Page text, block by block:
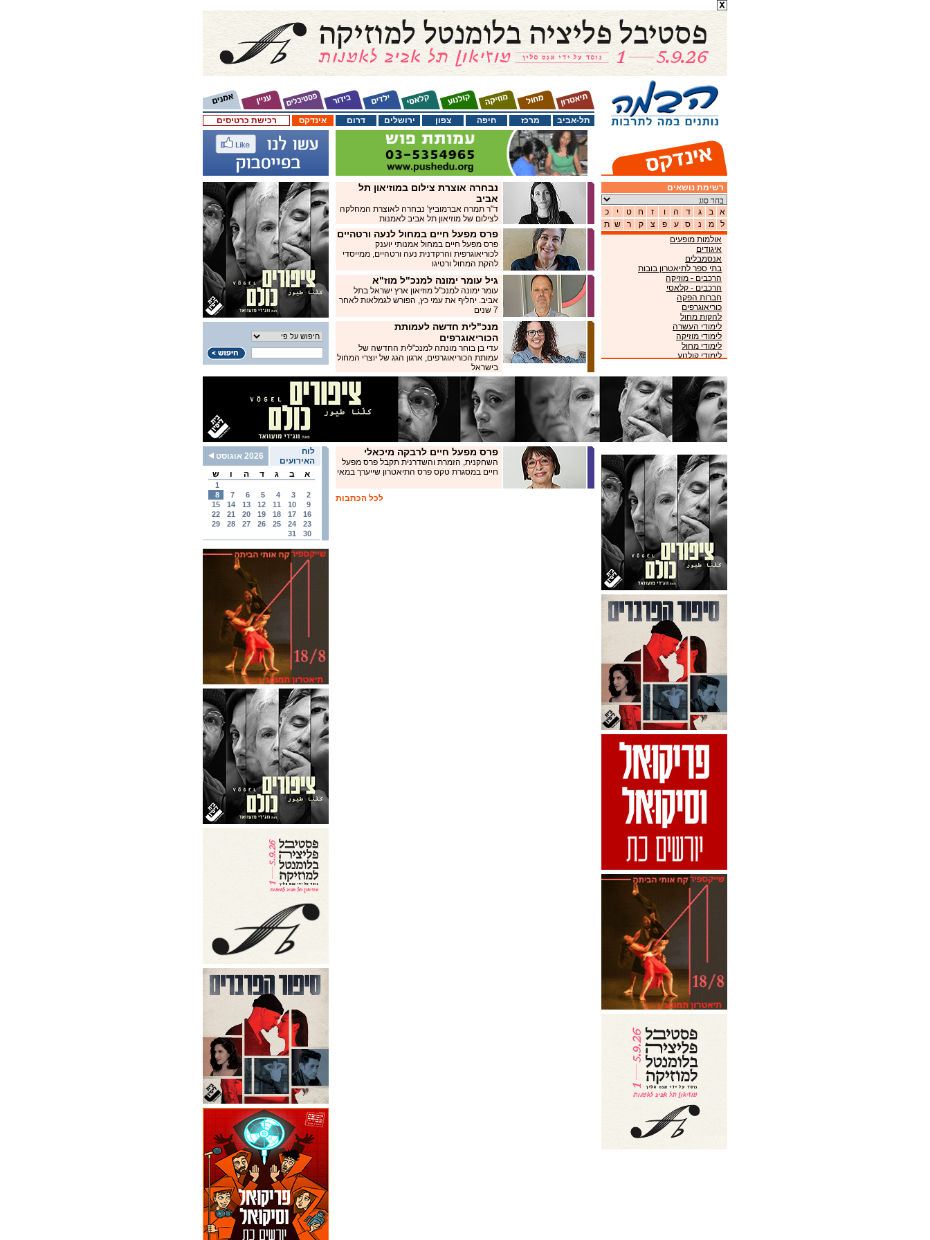
רכישת כרטיסים אינדקס דרום ירושלים צפון חיפה מרכז תל-אביב
נבחרה אוצרת צילום במוזיאון תל
אביב
ד"ר תמרה אברמוביץ' נבחרה לאוצרת המחלקה
לצילום של מוזיאון תל אביב לאמנות
פרס מפעל חיים במחול לנעה ורטהיים
פרס מפעל חיים במחול אמנותי יוענק
לכוריאוגרפית והרקדנית נעה ורטהיים, ממייסדי
להקת המחול ורטיגו
גיל עומר ימונה למנכ"ל מוז"א
עומר ימונה למנכ"ל מוזיאון ארץ ישראל בתל
אביב. יחליף את עמי כץ, הפורש לגמלאות לאחר
7 שנים
מנכ"לית חדשה לעמותת
הכוריאוגרפים
עדי בן בוחר מונתה למנכ"לית החדשה של
עמותת הכוריאוגרפים, ארגון הגג של יוצרי המחול
בישראל
רשימת נושאים
כ י ט ח ז ו ה ד ג ב
א
ת ש ר ק צ פ ע ס נ מ
ל
אולמות מופעים
איגודים
אנסמבלים
בתי ספר לתיאטרון בובות
הרכבים - מוזיקה
הרכבים - קלאסי
חברות הפקה
כוריאוגרפים
להקות מחול
לימודי העשרה
לימודי מוזיקה
לימודי מחול
לימודי קולנוע
מוזיאונים
מועדונים
מקהלות
מרכזי מוזיקה
ניהול אמנים
סינמטקים
פסטיבלים
קונסרבטוריונים
תזמורות
תיאטראות
תיאטרוני ילדים
לוח
האירועים
2026 אוגוסט
א
ב ג ד ה ו ש
1
2
3
4
5
6
7
8
9
10
11
12
13
14
15
16
17
18
19
20
21
22
23
24
25
26
27
28
29
30
31
פרס מפעל חיים לרבקה מיכאלי
השחקנית, הזמרת והשדרנית תקבל פרס מפעל
חיים במסגרת טקס פרס התיאטרון שייערך במאי
לכל הכתבות